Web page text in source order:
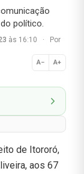
político.
às 16:10 ·
Por
A− A+
Normal
de Itororó,
aos 67